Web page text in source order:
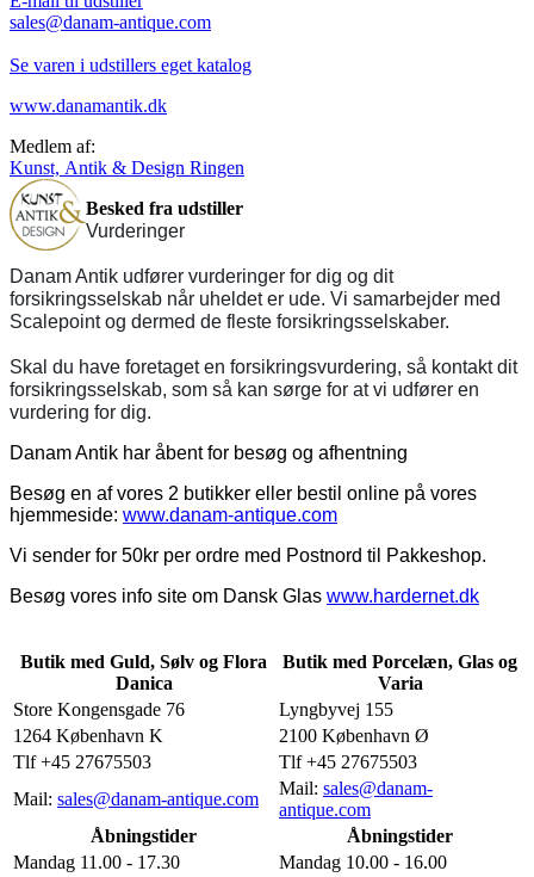
sales@danam-antique.com
Se varen i udstillers eget katalog
www.danamantik.dk
Medlem af:
Kunst, Antik & Design Ringen
Besked fra udstiller
Vurderinger
Danam Antik udfører vurderinger for dig og dit
forsikringsselskab når uheldet er ude. Vi samarbejder med
Scalepoint og dermed de fleste forsikringsselskaber.
Skal du have foretaget en forsikringsvurdering, så kontakt dit
forsikringsselskab, som så kan sørge for at vi udfører en
vurdering for dig.
Danam Antik har åbent for besøg og afhentning
Besøg en af vores 2 butikker eller bestil online på vores
hjemmeside: www.danam-antique.com
Vi sender for 50kr per ordre med Postnord til Pakkeshop.
Besøg vores info site om Dansk Glas www.hardernet.dk
Butik med Guld, Sølv og Flora
Danica
Butik med Porcelæn, Glas og
Varia
Store Kongensgade 76
Lyngbyvej 155
1264 København K
2100 København Ø
Tlf +45 27675503
Tlf +45 27675503
Mail: sales@danam-antique.com
Mail: sales@danam-
antique.com
Åbningstider
Åbningstider
Mandag 11.00 - 17.30
Mandag 10.00 - 16.00